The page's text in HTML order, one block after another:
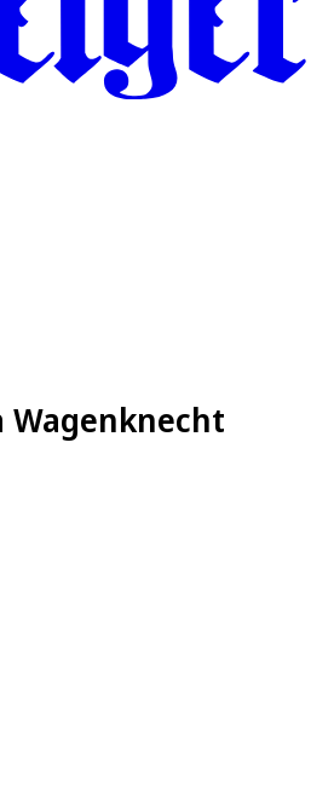
Wagenknecht